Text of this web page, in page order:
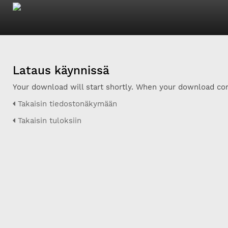
Lataus käynnissä
Your download will start shortly. When your download
Takaisin tiedostonäkymään
Takaisin tuloksiin